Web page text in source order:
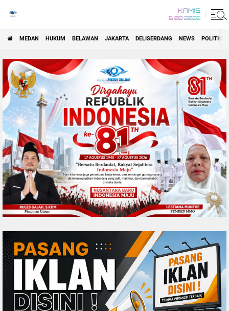
KAMIS
6 08 2026
MEDAN HUKUM BELAWAN JAKARTA DELISERDANG NEWS POLITIK